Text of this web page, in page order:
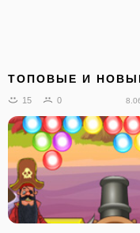
ТОПОВЫЕ И
15 0